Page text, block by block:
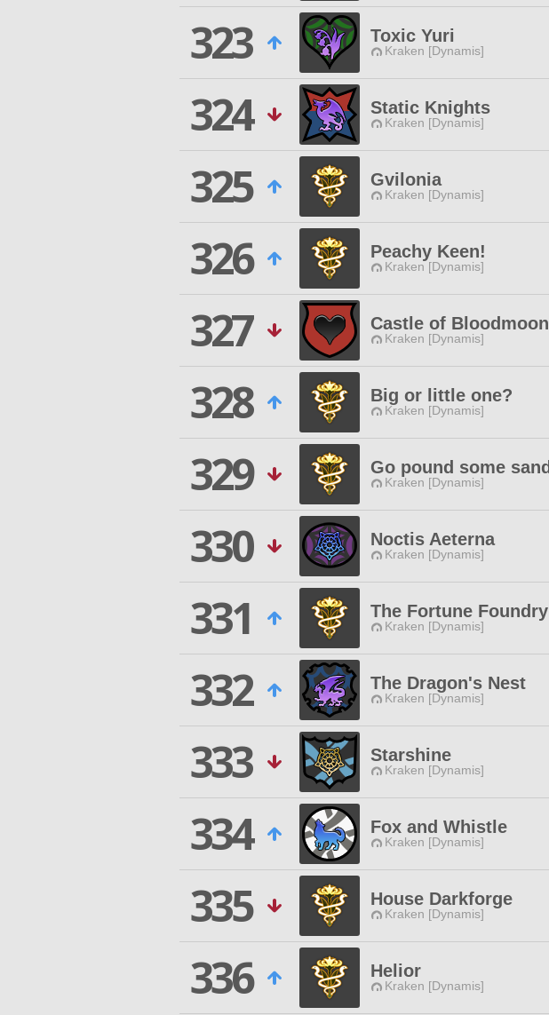
323
Toxic Yuri
Kraken [Dynamis]
324
Static Knights
Kraken [Dynamis]
325
Gvilonia
Kraken [Dynamis]
326
Peachy Keen!
Kraken [Dynamis]
327
Castle of Bloodmoon
Kraken [Dynamis]
328
Big or little one?
Kraken [Dynamis]
329
Go pound some sand
Kraken [Dynamis]
330
Noctis Aeterna
Kraken [Dynamis]
331
The Fortune Foundry
Kraken [Dynamis]
332
The Dragon's Nest
Kraken [Dynamis]
333
Starshine
Kraken [Dynamis]
334
Fox and Whistle
Kraken [Dynamis]
335
House Darkforge
Kraken [Dynamis]
336
Helior
Kraken [Dynamis]